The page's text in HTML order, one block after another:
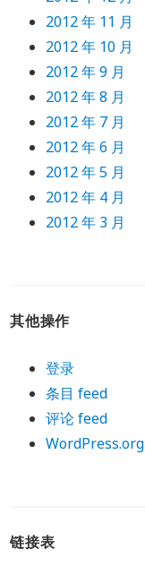
2012 年 11 月
2012 年 10 月
2012 年 9 月
2012 年 8 月
2012 年 7 月
2012 年 6 月
2012 年 5 月
2012 年 4 月
2012 年 3 月
其他操作
登录
条目 feed
评论 feed
WordPress.org
链接表